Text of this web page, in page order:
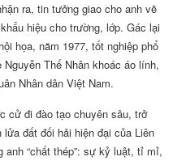
ra, tin tưởng giao cho anh vẽ
hiệu cho trường, lớp. Gác lại
họa, năm 1977, tốt nghiệp phổ
Thế Nhân khoác áo lính,
Nhân dân Việt Nam.
cử đi đào tạo chuyên sâu, trở
đất đối hải hiện đại của Liên
anh “chất thép”: sự kỷ luật, tỉ mỉ,